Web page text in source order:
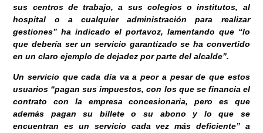
sus centros de trabajo, a sus colegios o institutos, al
hospital o a cualquier administración para realizar
gestiones” ha indicado el portavoz, lamentando que “lo
que debería ser un servicio garantizado se ha convertido
en un claro ejemplo de dejadez por parte del alcalde”.
Un servicio que cada día va a peor a pesar de que estos
usuarios “pagan sus impuestos, con los que se financia el
contrato con la empresa concesionaria, pero es que
además pagan su billete o su abono y lo que se
encuentran es un servicio cada vez más deficiente” a